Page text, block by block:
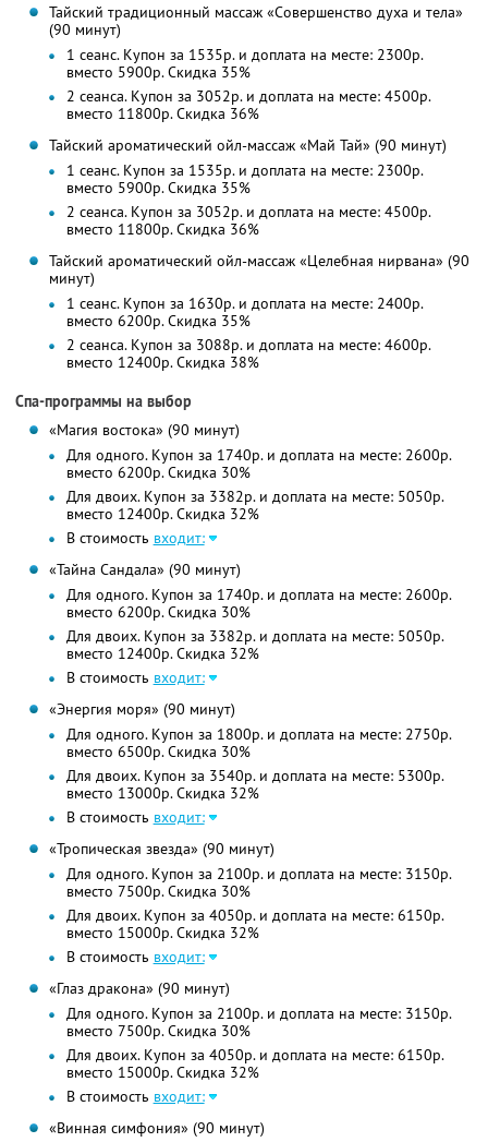
Тайский традиционный массаж «Совершенство духа и тела»
(90 минут)
1 сеанс. Купон за 1535р. и доплата на месте: 2300р.
вместо 5900р. Скидка 35%
2 сеанса. Купон за 3052р. и доплата на месте: 4500р.
вместо 11800р. Скидка 36%
Тайский ароматический ойл-массаж «Май Тай» (90 минут)
1 сеанс. Купон за 1535р. и доплата на месте: 2300р.
вместо 5900р. Скидка 35%
2 сеанса. Купон за 3052р. и доплата на месте: 4500р.
вместо 11800р. Скидка 36%
Тайский ароматический ойл-массаж «Целебная нирвана» (90
минут)
1 сеанс. Купон за 1630р. и доплата на месте: 2400р.
вместо 6200р. Скидка 35%
2 сеанса. Купон за 3088р. и доплата на месте: 4600р.
вместо 12400р. Скидка 38%
Спа-программы на выбор
«Магия востока» (90 минут)
Для одного. Купон за 1740р. и доплата на месте: 2600р.
вместо 6200р. Скидка 30%
Для двоих. Купон за 3382р. и доплата на месте: 5050р.
вместо 12400р. Скидка 32%
В стоимость входит:
«Тайна Сандала» (90 минут)
Для одного. Купон за 1740р. и доплата на месте: 2600р.
вместо 6200р. Скидка 30%
Для двоих. Купон за 3382р. и доплата на месте: 5050р.
вместо 12400р. Скидка 32%
В стоимость входит:
«Энергия моря» (90 минут)
Для одного. Купон за 1800р. и доплата на месте: 2750р.
вместо 6500р. Скидка 30%
Для двоих. Купон за 3540р. и доплата на месте: 5300р.
вместо 13000р. Скидка 32%
В стоимость входит:
«Тропическая звезда» (90 минут)
Для одного. Купон за 2100р. и доплата на месте: 3150р.
вместо 7500р. Скидка 30%
Для двоих. Купон за 4050р. и доплата на месте: 6150р.
вместо 15000р. Скидка 32%
В стоимость входит:
«Глаз дракона» (90 минут)
Для одного. Купон за 2100р. и доплата на месте: 3150р.
вместо 7500р. Скидка 30%
Для двоих. Купон за 4050р. и доплата на месте: 6150р.
вместо 15000р. Скидка 32%
В стоимость входит:
«Винная симфония» (90 минут)